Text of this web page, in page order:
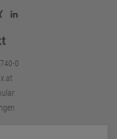
0